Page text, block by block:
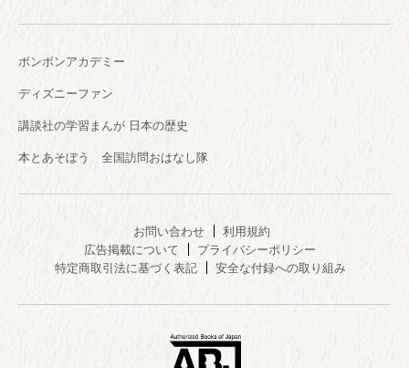
ボンボンアカデミー
ディズニーファン
講談社の学習まんが 日本の歴史
本とあそぼう 全国訪問おはなし隊
お問い合わせ
利用規約
広告掲載について
プライバシーポリシー
特定商取引法に基づく表記
安全な付録への取り組み